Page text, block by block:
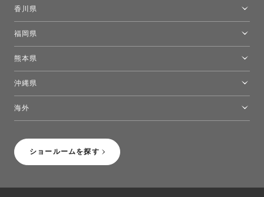
ショールームを探す
香川県
福岡県
熊本県
沖縄県
海外